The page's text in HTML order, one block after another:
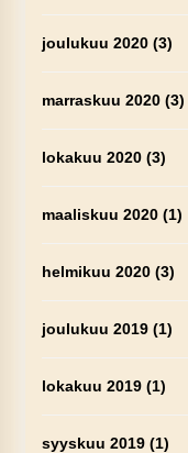
joulukuu 2020(3)
marraskuu 2020(3)
lokakuu 2020(3)
maaliskuu 2020(1)
helmikuu 2020(3)
joulukuu 2019(1)
lokakuu 2019(1)
syyskuu 2019(1)